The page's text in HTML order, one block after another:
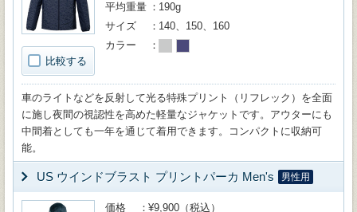
比較する
平均重量
190g
サイズ
140、150、160
カラー
車のライトなどを反射して光る特殊プリント（リフレック）を全面
に施し夜間の視認性を高めた軽量なジャケットです。アウターにも
中間着としても一年を通じて着用できます。コンパクトに収納可
能。
US ウインドブラスト プリントパーカ Men's 男性用
価格 ¥9,900（税込）